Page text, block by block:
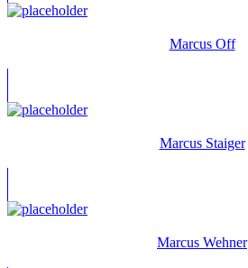
Marcus Off
Marcus Staiger
Marcus Wehner